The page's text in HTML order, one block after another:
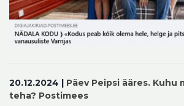
20.12.2024 | Päev Peipsi ääres. Kuhu
teha? Postimees